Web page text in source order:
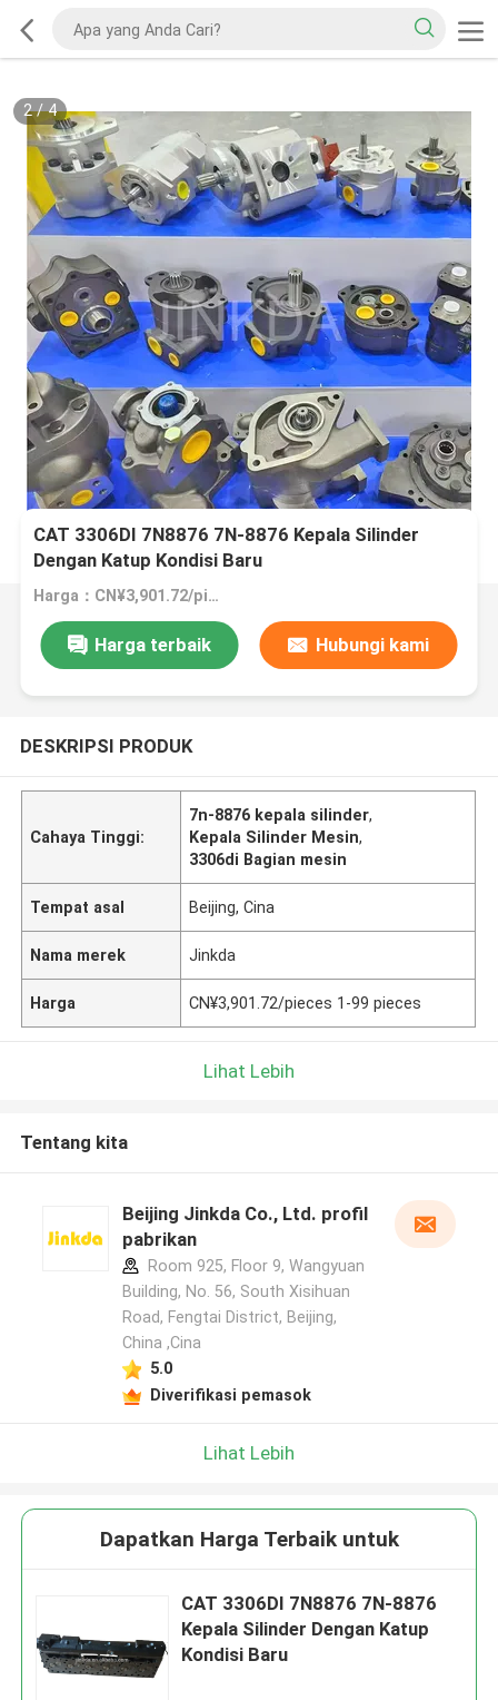
2/4
CAT 3306DI 7N8876 7N-8876 Kepala Silinder
Dengan Katup Kondisi Baru
Harga：CN¥3,901.72/pieces 1-99 pieces
Harga terbaik Hubungi kami
DESKRIPSI PRODUK
Cahaya Tinggi:
7n-8876 kepala silinder,
Kepala Silinder Mesin,
3306di Bagian mesin
Tempat asal Beijing, Cina
Nama merek Jinkda
Harga CN¥3,901.72/pieces 1-99 pieces
Lihat Lebih
Tentang kita
Beijing Jinkda Co., Ltd. profil
pabrikan
Room 925, Floor 9, Wangyuan
Building, No. 56, South Xisihuan
Road, Fengtai District, Beijing,
China ,Cina
5.0
Diverifikasi pemasok
Lihat Lebih
Dapatkan Harga Terbaik untuk
CAT 3306DI 7N8876 7N-8876
Kepala Silinder Dengan Katup
Kondisi Baru